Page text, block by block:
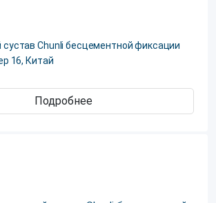
Chunli бесцементной фиксации
16, Китай
Подробнее